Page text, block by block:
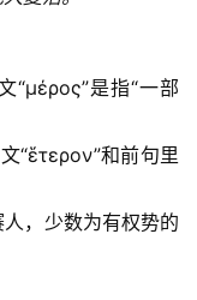
“μέρος”是指“一部
“ἕτερον”和前句里
，少数为有权势的